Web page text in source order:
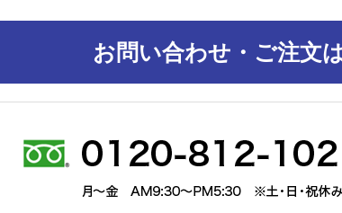
お問い合わせ・ご注文